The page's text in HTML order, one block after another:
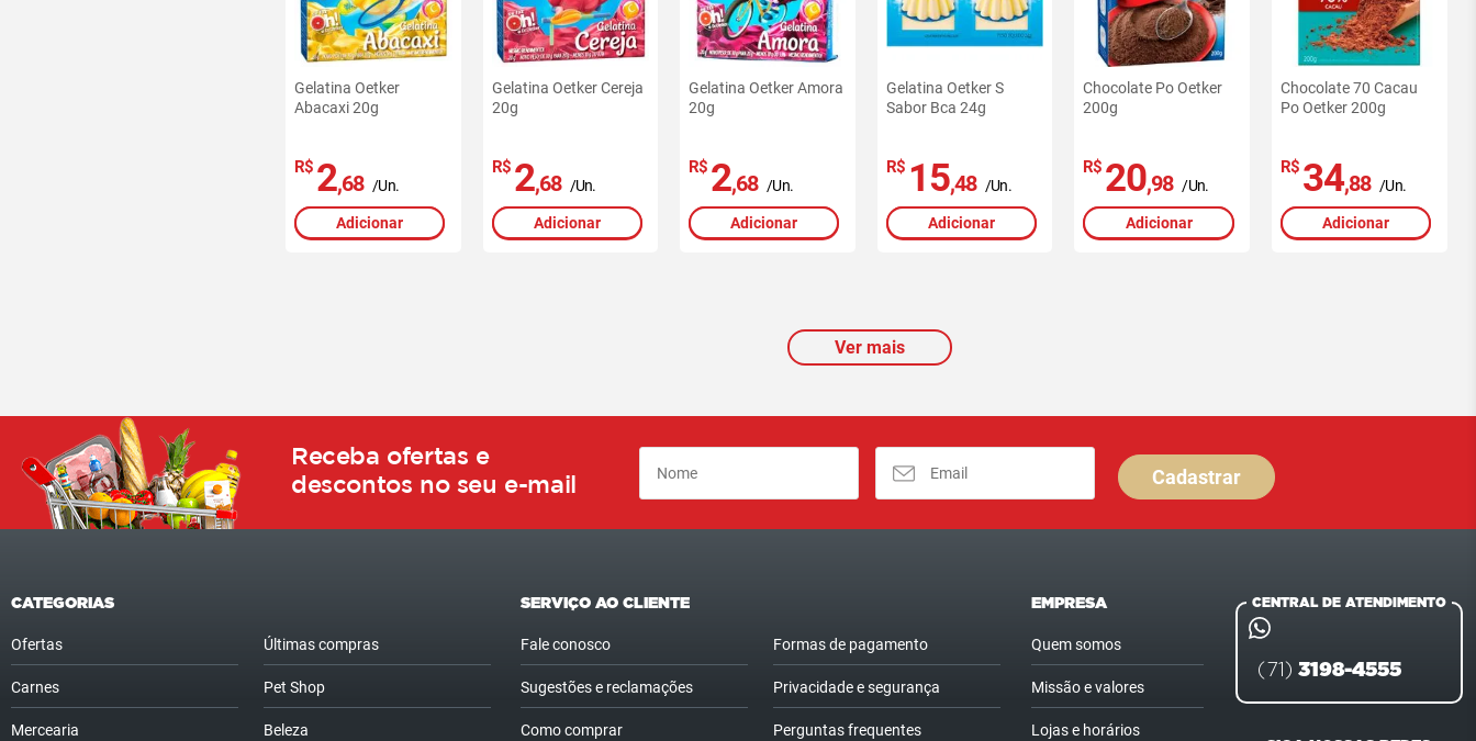
Gelatina Oetker
Abacaxi 20g
R$ 2,68 /Un.
Adicionar
Gelatina Oetker Cereja
20g
R$ 2,68 /Un.
Adicionar
Gelatina Oetker Amora
20g
R$ 2,68 /Un.
Adicionar
Gelatina Oetker S
Sabor Bca 24g
R$ 15,48 /Un.
Adicionar
Chocolate Po Oetker
200g
R$ 20,98 /Un.
Adicionar
Chocolate 70 Cacau
Po Oetker 200g
R$ 34,88 /Un.
Adicionar
Ver mais
Receba ofertas e
descontos no seu e-mail
Cadastrar
CATEGORIAS
Ofertas
Carnes
Mercearia
Últimas compras
Pet Shop
Beleza
SERVIÇO AO CLIENTE
Fale conosco
Sugestões e reclamações
Como comprar
Formas de pagamento
Privacidade e segurança
Perguntas frequentes
EMPRESA
Quem somos
Missão e valores
Lojas e horários
CENTRAL DE ATENDIMENTO
(71) 3198-4555